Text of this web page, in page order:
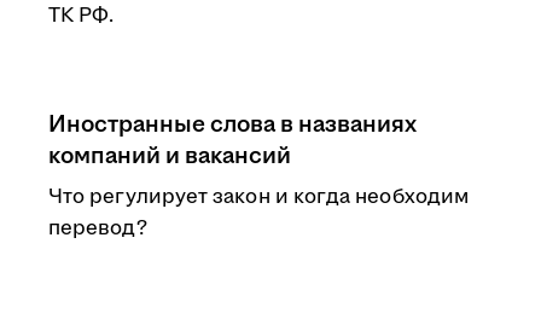
ТК РФ.
Иностранные слова в названиях
компаний и вакансий
Что регулирует закон и когда необходим
перевод?